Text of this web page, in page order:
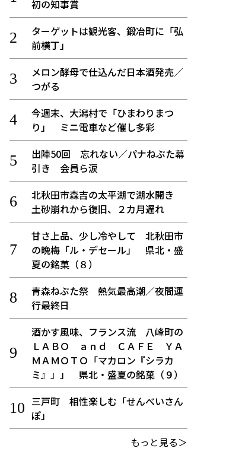
初の知事賞
ターゲットは観光客、鍛冶町に「弘
前横丁」
メロン酵母で仕込んだ日本酒発売／
つがる
今週末、大潟村で「ひまわりまつ
り」 ミニ電車など催し多彩
出陣50回 忘れない／パナねぶた幕
引き 会員ら涙
北秋田市森吉の太平湖で湖水開き
土砂崩れから復旧、２カ月遅れ
甘さ上品、少し冷やして 北秋田市
の晩梅「ル・デセール」 県北・盛
夏の銘菓（８）
青森ねぶた祭 熱気最高潮／夜間運
行最終日
酒かす風味、フランス流 八峰町の
ＬＡＢＯ ａｎｄ ＣＡＦＥ ＹＡ
ＭＡＭＯＴＯ「マカロン『シラカ
ミ』」」 県北・盛夏の銘菓（９）
三戸町 相性楽しむ「せんべいさん
ぽ」
もっと見る＞